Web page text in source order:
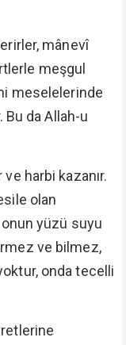
mânevî
meşgul
meselelerinde
Bu da Allah-u
harbi kazanır.
olan
onun yüzü suyu
ve bilmez,
onda tecelli